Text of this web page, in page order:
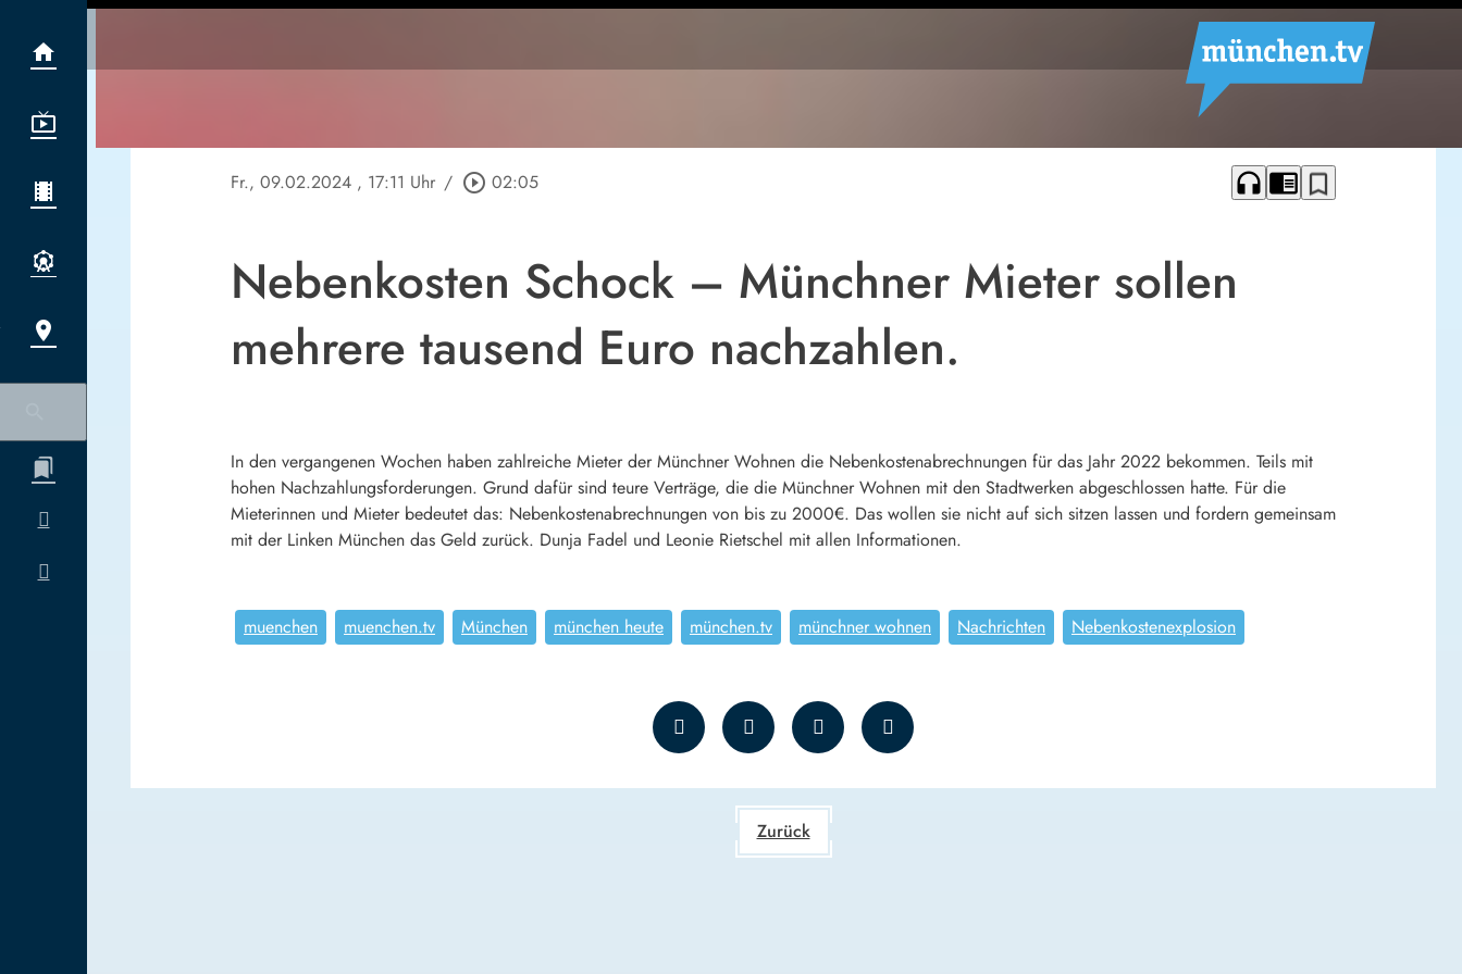
Fr., 09.02.2024 , 17:11 Uhr / play_circle_outline 02:05 headphones chrome_reader_mode bookmark_border
Nebenkosten Schock – Münchner Mieter sollen
mehrere tausend Euro nachzahlen.
In den vergangenen Wochen haben zahlreiche Mieter der Münchner Wohnen die Nebenkostenabrechnungen für das Jahr 2022 bekommen. Teils mit
hohen Nachzahlungsforderungen. Grund dafür sind teure Verträge, die die Münchner Wohnen mit den Stadtwerken abgeschlossen hatte. Für die
Mieterinnen und Mieter bedeutet das: Nebenkostenabrechnungen von bis zu 2000€. Das wollen sie nicht auf sich sitzen lassen und fordern gemeinsam
mit der Linken München das Geld zurück. Dunja Fadel und Leonie Rietschel mit allen Informationen.
muenchen muenchen.tv München münchen heute münchen.tv münchner wohnen Nachrichten Nebenkostenexplosion
Zurück